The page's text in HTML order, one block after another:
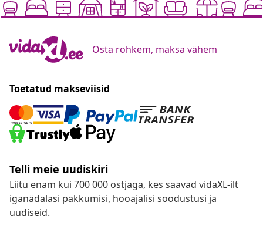
Osta rohkem, maksa vähem
Toetatud makseviisid
Telli meie uudiskiri
Liitu enam kui 700 000 ostjaga, kes saavad vidaXL-ilt
iganädalasi pakkumisi, hooajalisi soodustusi ja
uudiseid.